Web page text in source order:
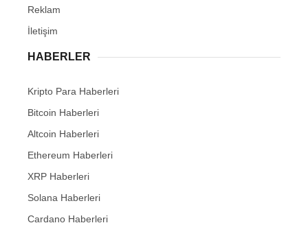
Reklam
İletişim
HABERLER
Kripto Para Haberleri
Bitcoin Haberleri
Altcoin Haberleri
Ethereum Haberleri
XRP Haberleri
Solana Haberleri
Cardano Haberleri